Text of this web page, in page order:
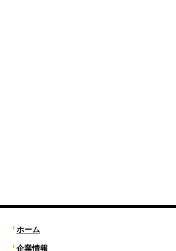
ホーム
企業情報